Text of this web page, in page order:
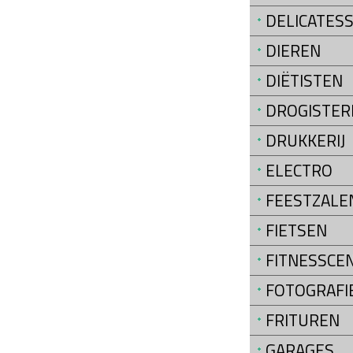
DIEREN
DIËTISTEN
DRUKKERIJ
ELECTRO
FIETSEN
FRITUREN